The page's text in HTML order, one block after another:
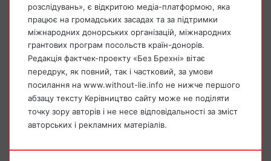
розслідувань», є відкритою медіа-платформою, яка
працює на громадських засадах та за підтримки
міжнародних донорських організацій, міжнародних
грантових програм посольств країн-донорів.
Редакція фактчек-проекту «Без Брехні» вітає
передрук, як повний, так і частковий, за умови
посилання на www.without-lie.info не нижче першого
абзацу тексту Керівництво сайту може не поділяти
точку зору авторів і не несе відповідальності за зміст
авторських і рекламних матеріалів.